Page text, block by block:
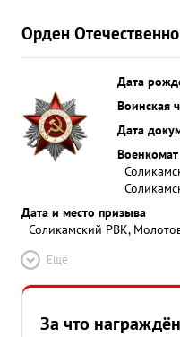
Орден
Дата
Воинская
Дата
Военкомат
Дата и место призыва
Соликамский РВК,
Ещё
За что награждён